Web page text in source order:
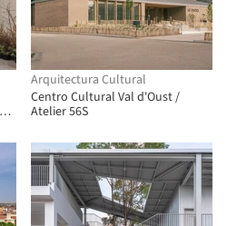
Arquitectura Cultural
Centro Cultural Val d'Oust /
Atelier 56S